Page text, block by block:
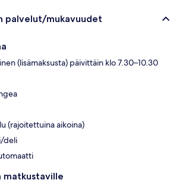
palvelut/mukavuudet
(lisämaksusta) päivittäin klo 7.30–10.30
(rajoitettuina aikoina)
deli
matkustaville